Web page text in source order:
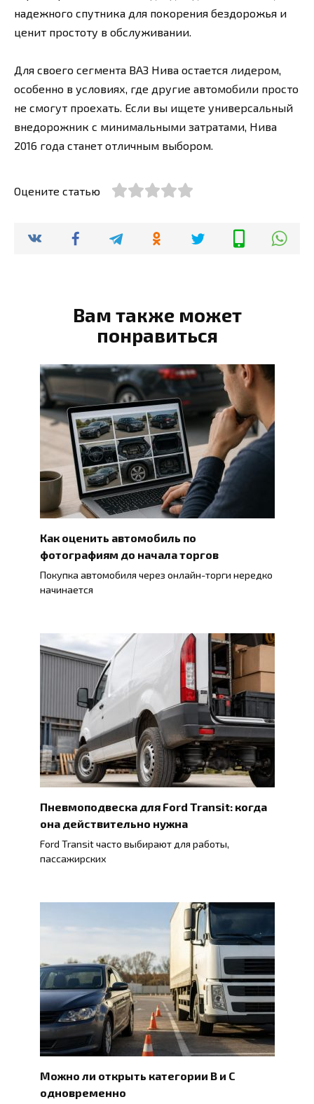
надежного спутника для покорения бездорожья и
ценит простоту в обслуживании.
Для своего сегмента ВАЗ Нива остается лидером,
особенно в условиях, где другие автомобили просто
не смогут проехать. Если вы ищете универсальный
внедорожник с минимальными затратами, Нива
2016 года станет отличным выбором.
Оцените статью
Вам также может
понравиться
Как оценить автомобиль по
фотографиям до начала торгов
Покупка автомобиля через онлайн-торги нередко
начинается
Пневмоподвеска для Ford Transit: когда
она действительно нужна
Ford Transit часто выбирают для работы,
пассажирских
Можно ли открыть категории B и C
одновременно